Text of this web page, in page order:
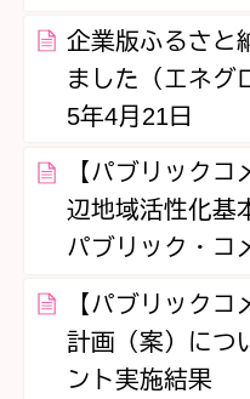
企業版ふるさと
ました（エネグ
5年4月21日
【パブリック
辺地域活性化基
パブリック・コ
【パブリック
計画（案）につ
ント実施結果